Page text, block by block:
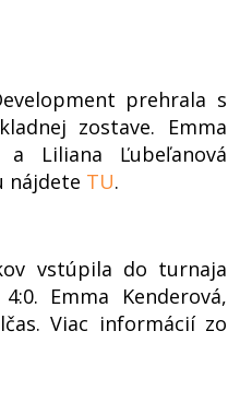
prehrala s
zostave. Emma
Liliana Ľubeľanová
nájdete TU.
vstúpila do turnaja
Emma Kenderová,
Viac informácií zo